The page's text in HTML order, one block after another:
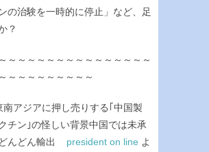
の治験を一時的に停止」など、足
？
～～～～～～～～～～～～～～～
～～～～～～～～～
南アジアに押し売りする｢中国製
チン｣の怪しい背景中国では未承
んどん輸出 president on line よ